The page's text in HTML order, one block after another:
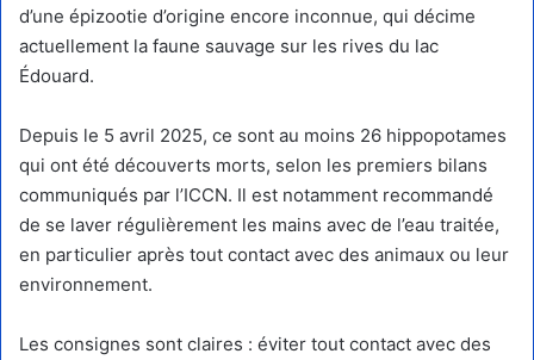
d’une épizootie d’origine encore inconnue, qui décime
actuellement la faune sauvage sur les rives du lac
Édouard.
Depuis le 5 avril 2025, ce sont au moins 26 hippopotames
qui ont été découverts morts, selon les premiers bilans
communiqués par l’ICCN. Il est notamment recommandé
de se laver régulièrement les mains avec de l’eau traitée,
en particulier après tout contact avec des animaux ou leur
environnement.
Les consignes sont claires : éviter tout contact avec des